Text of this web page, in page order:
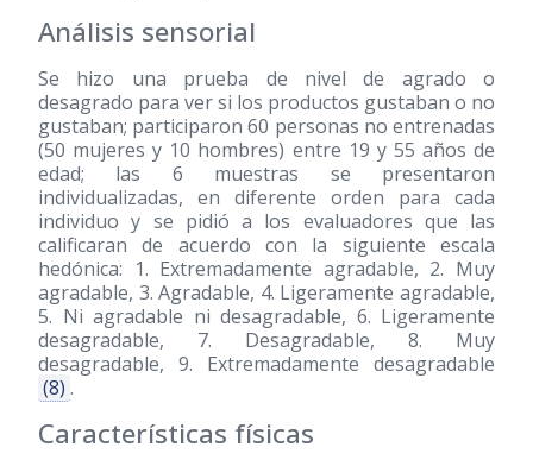
Análisis sensorial
Se hizo una prueba de nivel de agrado o
desagrado para ver si los productos gustaban o no
gustaban; participaron 60 personas no entrenadas
(50 mujeres y 10 hombres) entre 19 y 55 años de
edad; las 6 muestras se presentaron
individualizadas, en diferente orden para cada
individuo y se pidió a los evaluadores que las
calificaran de acuerdo con la siguiente escala
hedónica: 1. Extremadamente agradable, 2. Muy
agradable, 3. Agradable, 4. Ligeramente agradable,
5. Ni agradable ni desagradable, 6. Ligeramente
desagradable, 7. Desagradable, 8. Muy
desagradable, 9. Extremadamente desagradable
(8) .
Características físicas